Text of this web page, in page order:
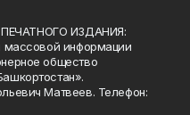
ИЗДАНИЯ:
массовой информации
общество
Матвеев. Телефон: